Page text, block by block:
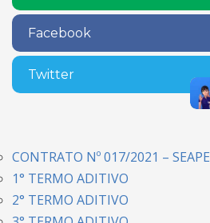
Facebook
Twitter
CONTRATO Nº 017/2021 – SEAPE
1° TERMO ADITIVO
2° TERMO ADITIVO